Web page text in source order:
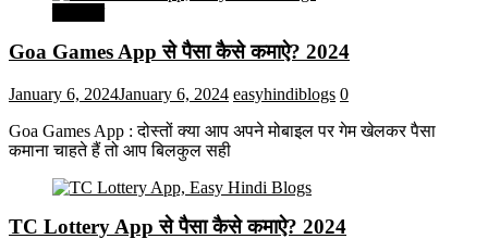
Goa Games App से पैसा कैसे कमाऐ? 2024
January 6, 2024January 6, 2024 easyhindiblogs 0
Goa Games App : दोस्तों क्या आप अपने मोबाइल पर गेम खेलकर पैसा
कमाना चाहते हैं तो आप बिलकुल सही
TC Lottery App से पैसा कैसे कमाऐ? 2024